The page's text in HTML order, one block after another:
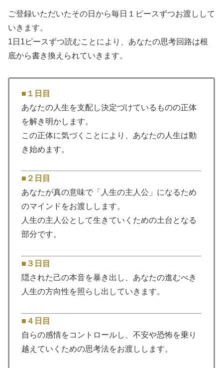
ご登録いただいたその日から毎日１ピースずつお渡しして
いきます。
1日1ピースずつ読むことにより、あなたの思考回路は根
底から書き換えられていきます。
■１日目
あなたの人生を支配し決定づけているものの正体
を解き明かします。
この正体に気づくことにより、あなたの人生は動
き始めます。
■２日目
あなたが真の意味で「人生の主人公」になるため
のマインドをお渡しします。
人生の主人公として生きていくための土台となる
部分です。
■３日目
隠された己の本音を暴き出し、あなたの進むべき
人生の方向性を照らし出していきます。
■４日目
自らの感情をコントロールし、不安や恐怖を乗り
越えていくための思考法をお渡しします。